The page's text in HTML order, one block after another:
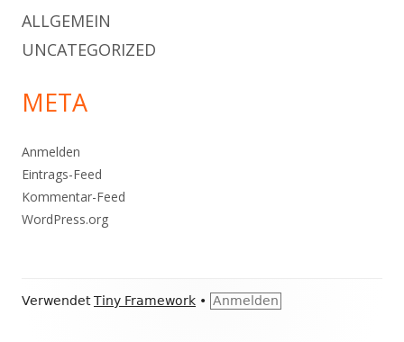
ALLGEMEIN
UNCATEGORIZED
META
Anmelden
Eintrags-Feed
Kommentar-Feed
WordPress.org
Footer
VerwendetTiny Framework • Anmelden